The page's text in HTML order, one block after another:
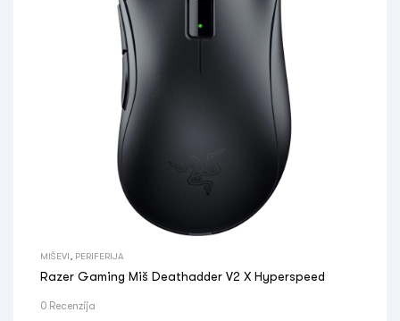
MIŠEVI PERIFERIJA
Razer Gaming Miš Deathadder V2 X Hyperspeed
0 Recenzija